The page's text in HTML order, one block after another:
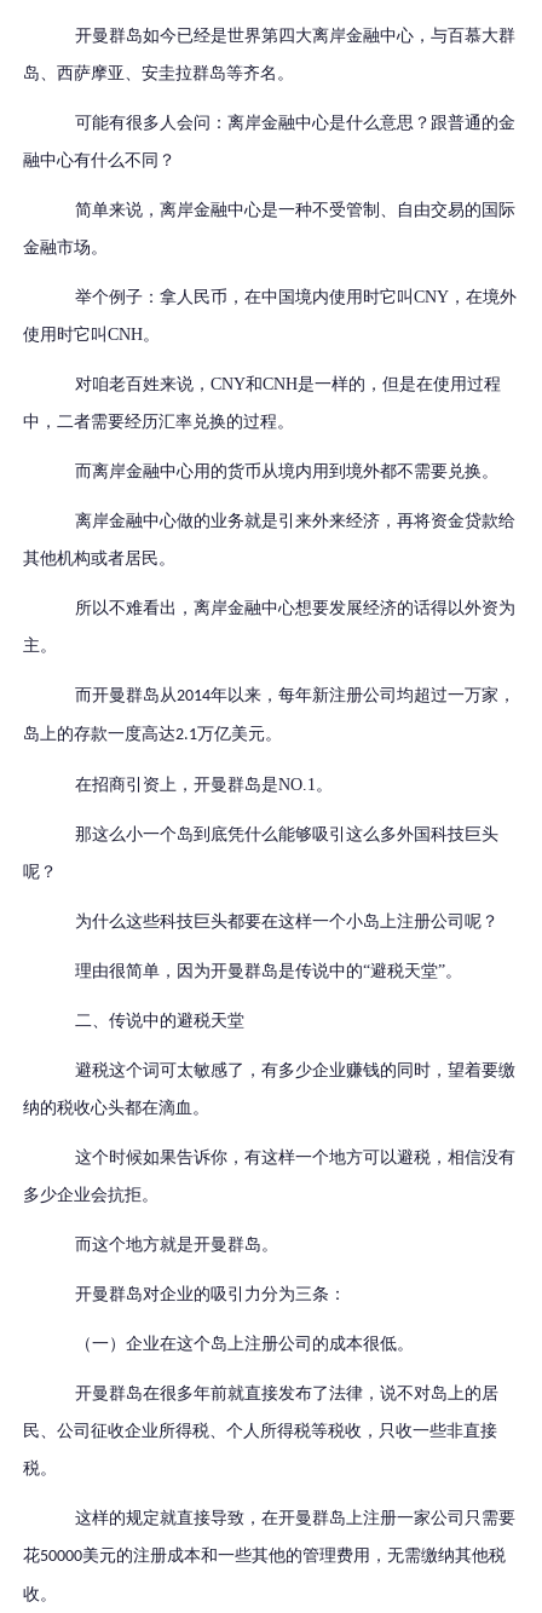
开曼群岛如今已经是世界第四大离岸金融中心，与百慕大群
岛、西萨摩亚、安圭拉群岛等齐名。
可能有很多人会问：离岸金融中心是什么意思？跟普通的金
融中心有什么不同？
简单来说，离岸金融中心是一种不受管制、自由交易的国际
金融市场。
举个例子：拿人民币，在中国境内使用时它叫CNY，在境外
使用时它叫CNH。
对咱老百姓来说，CNY和CNH是一样的，但是在使用过程
中，二者需要经历汇率兑换的过程。
而离岸金融中心用的货币从境内用到境外都不需要兑换。
离岸金融中心做的业务就是引来外来经济，再将资金贷款给
其他机构或者居民。
所以不难看出，离岸金融中心想要发展经济的话得以外资为
主。
而开曼群岛从2014年以来，每年新注册公司均超过一万家，
岛上的存款一度高达2.1万亿美元。
在招商引资上，开曼群岛是NO.1。
那这么小一个岛到底凭什么能够吸引这么多外国科技巨头
呢？
为什么这些科技巨头都要在这样一个小岛上注册公司呢？
理由很简单，因为开曼群岛是传说中的“避税天堂”。
二、传说中的避税天堂
避税这个词可太敏感了，有多少企业赚钱的同时，望着要缴
纳的税收心头都在滴血。
这个时候如果告诉你，有这样一个地方可以避税，相信没有
多少企业会抗拒。
而这个地方就是开曼群岛。
开曼群岛对企业的吸引力分为三条：
（一）企业在这个岛上注册公司的成本很低。
开曼群岛在很多年前就直接发布了法律，说不对岛上的居
民、公司征收企业所得税、个人所得税等税收，只收一些非直接
税。
这样的规定就直接导致，在开曼群岛上注册一家公司只需要
花50000美元的注册成本和一些其他的管理费用，无需缴纳其他税
收。